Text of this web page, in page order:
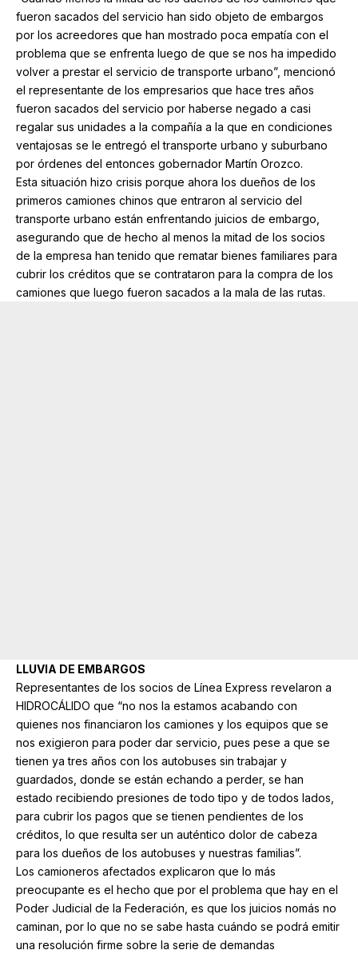
fueron sacados del servicio han sido objeto de embargos
por los acreedores que han mostrado poca empatía con el
problema que se enfrenta luego de que se nos ha impedido
volver a prestar el servicio de transporte urbano”, mencionó
el representante de los empresarios que hace tres años
fueron sacados del servicio por haberse negado a casi
regalar sus unidades a la compañía a la que en condiciones
ventajosas se le entregó el transporte urbano y suburbano
por órdenes del entonces gobernador Martín Orozco.
Esta situación hizo crisis porque ahora los dueños de los
primeros camiones chinos que entraron al servicio del
transporte urbano están enfrentando juicios de embargo,
asegurando que de hecho al menos la mitad de los socios
de la empresa han tenido que rematar bienes familiares para
cubrir los créditos que se contrataron para la compra de los
camiones que luego fueron sacados a la mala de las rutas.
LLUVIA DE EMBARGOS
Representantes de los socios de Línea Express revelaron a
HIDROCÁLIDO que “no nos la estamos acabando con
quienes nos financiaron los camiones y los equipos que se
nos exigieron para poder dar servicio, pues pese a que se
tienen ya tres años con los autobuses sin trabajar y
guardados, donde se están echando a perder, se han
estado recibiendo presiones de todo tipo y de todos lados,
para cubrir los pagos que se tienen pendientes de los
créditos, lo que resulta ser un auténtico dolor de cabeza
para los dueños de los autobuses y nuestras familias”.
Los camioneros afectados explicaron que lo más
preocupante es el hecho que por el problema que hay en el
Poder Judicial de la Federación, es que los juicios nomás no
caminan, por lo que no se sabe hasta cuándo se podrá emitir
una resolución firme sobre la serie de demandas